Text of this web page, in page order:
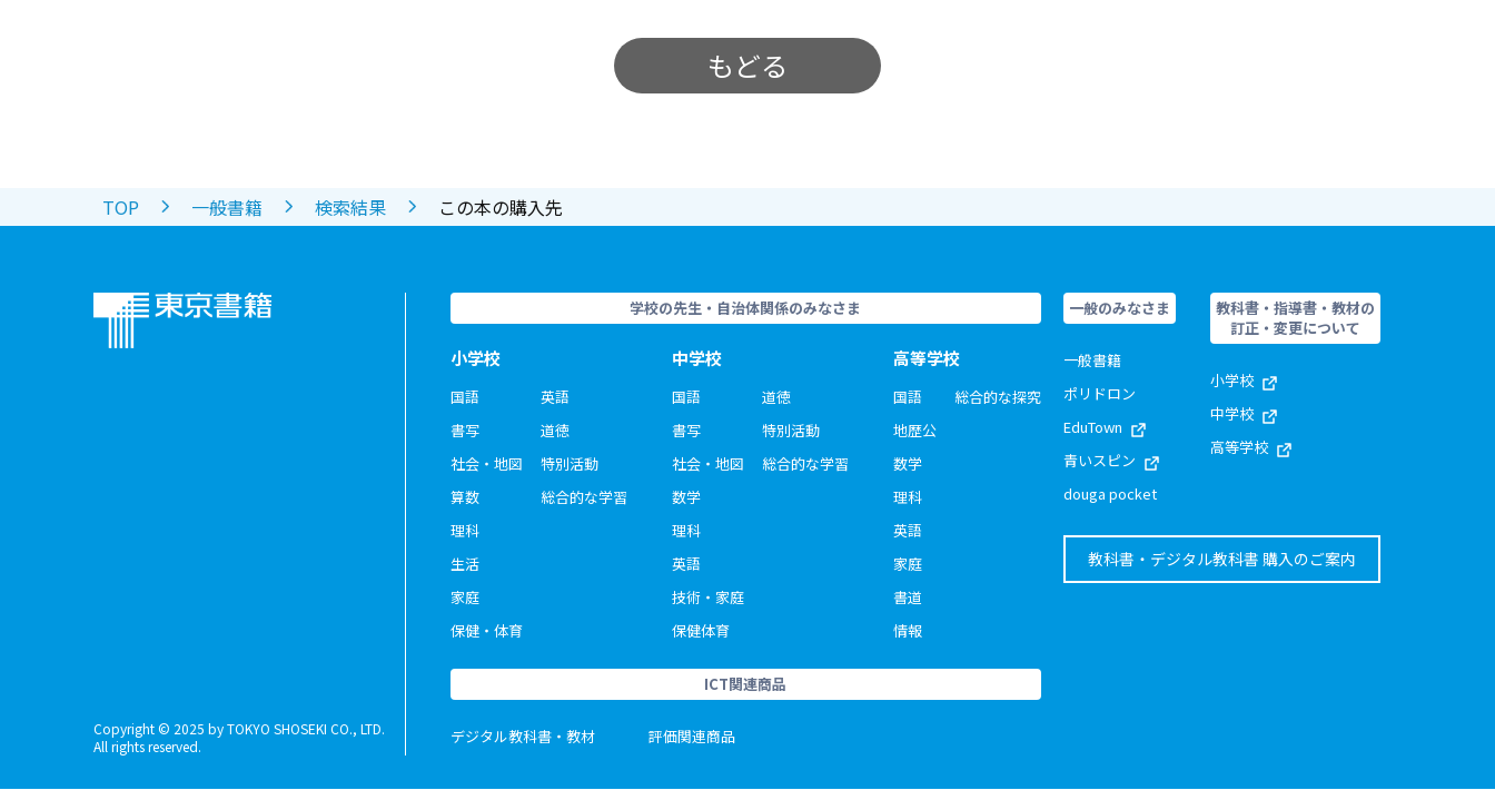
もどる
TOP 一般書籍 検索結果 この本の購入先
Copyright © 2025 by TOKYO SHOSEKI CO., LTD.
All rights reserved.
学校の先生・自治体関係のみなさま
小学校
国語
書写
社会・地図
算数
理科
生活
家庭
保健・体育
英語
道徳
特別活動
総合的な学習
中学校
国語
書写
社会・地図
数学
理科
英語
技術・家庭
保健体育
道徳
特別活動
総合的な学習
高等学校
国語
地歴公
数学
理科
英語
家庭
書道
情報
総合的な探究
ICT関連商品
デジタル教科書・教材 評価関連商品
一般のみなさま
一般書籍
ポリドロン
EduTown
青いスピン
douga pocket
教科書・指導書・教材の
訂正・変更について
小学校
中学校
高等学校
教科書・デジタル教科書 購入のご案内